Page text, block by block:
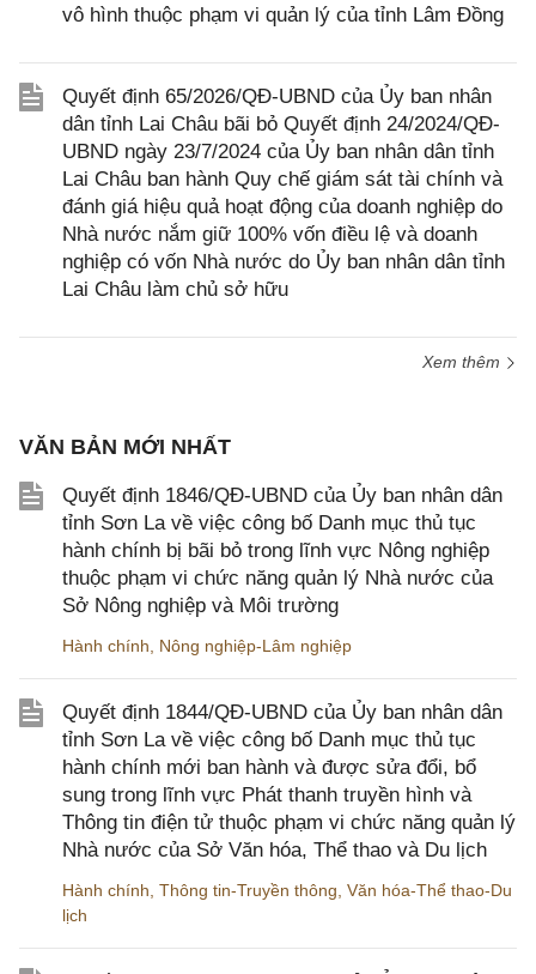
vô hình thuộc phạm vi quản lý của tỉnh Lâm Đồng
Quyết định 65/2026/QĐ-UBND của Ủy ban nhân
dân tỉnh Lai Châu bãi bỏ Quyết định 24/2024/QĐ-
UBND ngày 23/7/2024 của Ủy ban nhân dân tỉnh
Lai Châu ban hành Quy chế giám sát tài chính và
đánh giá hiệu quả hoạt động của doanh nghiệp do
Nhà nước nắm giữ 100% vốn điều lệ và doanh
nghiệp có vốn Nhà nước do Ủy ban nhân dân tỉnh
Lai Châu làm chủ sở hữu
Xem thêm
VĂN BẢN MỚI NHẤT
Quyết định 1846/QĐ-UBND của Ủy ban nhân dân
tỉnh Sơn La về việc công bố Danh mục thủ tục
hành chính bị bãi bỏ trong lĩnh vực Nông nghiệp
thuộc phạm vi chức năng quản lý Nhà nước của
Sở Nông nghiệp và Môi trường
Hành chính Nông nghiệp-Lâm nghiệp
Quyết định 1844/QĐ-UBND của Ủy ban nhân dân
tỉnh Sơn La về việc công bố Danh mục thủ tục
hành chính mới ban hành và được sửa đổi, bổ
sung trong lĩnh vực Phát thanh truyền hình và
Thông tin điện tử thuộc phạm vi chức năng quản lý
Nhà nước của Sở Văn hóa, Thể thao và Du lịch
Hành chính Thông tin-Truyền thông Văn hóa-Thể thao-Du
lịch